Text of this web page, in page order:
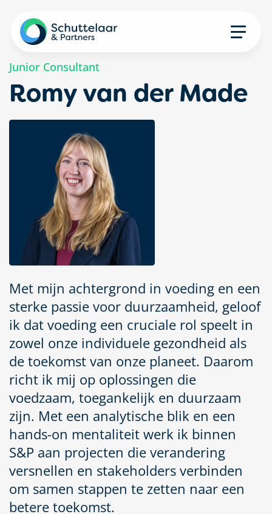
Junior Consultant
Romy van der Made
Met mijn achtergrond in voeding en een
sterke passie voor duurzaamheid, geloof
ik dat voeding een cruciale rol speelt in
zowel onze individuele gezondheid als
de toekomst van onze planeet. Daarom
richt ik mij op oplossingen die
voedzaam, toegankelijk en duurzaam
zijn. Met een analytische blik en een
hands-on mentaliteit werk ik binnen
S&P aan projecten die verandering
versnellen en stakeholders verbinden
om samen stappen te zetten naar een
betere toekomst.